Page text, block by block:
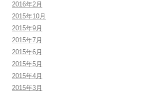
2016年2月
2015年10月
2015年9月
2015年7月
2015年6月
2015年5月
2015年4月
2015年3月